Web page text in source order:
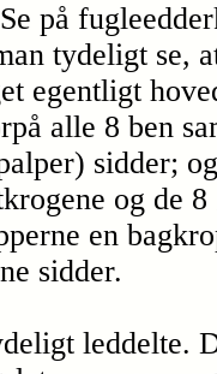
på
tydeligt se,
egentligt
alle 8 ben
sidder;
og de 8
en
sidder.
leddelte.